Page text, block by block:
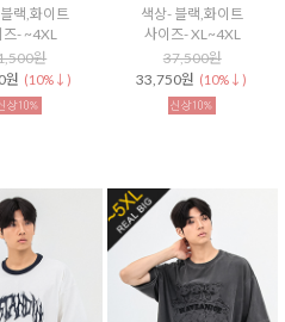
랙,화이트
- ~4XL
원
원 (10%↓)
색상- 블랙,화이트
사이즈- XL~4XL
37,500원
33,750원 (10%↓)